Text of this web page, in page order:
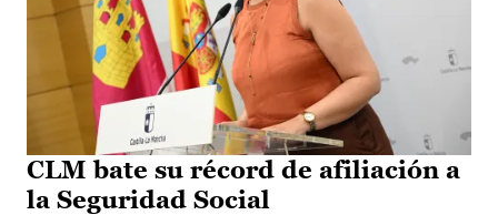
CLM bate su récord de afiliación a
la Seguridad Social